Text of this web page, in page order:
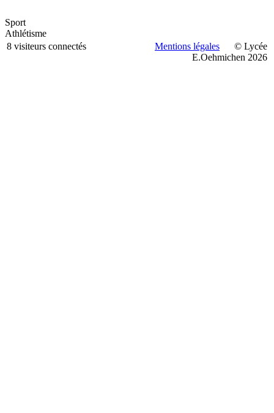
Sport
Athlétisme
8 visiteurs connectés
Mentions légales © Lycée
E.Oehmichen 2026